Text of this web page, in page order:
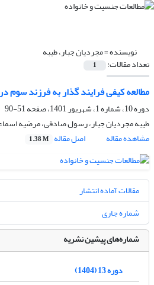
نویسنده =مجردیان جبار، طیبه
تعداد مقالات: 1
مطالعه کیفی فرایند گذار به فرزند‌ سوم
دوره 10، شماره 1، شهریور 1401، صفحه
51-90
طیبه مجردیان جبار، رسول صادقی، مرضیه
مشاهده مقاله
اصل مقاله 1.38 M
مقالات آماده انتشار
شماره جاری
شماره‌های پیشین نشریه
دوره 13 (1404)